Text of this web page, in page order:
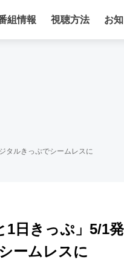
組情報 視聴方法 お
タルきっぷでシームレスに
1日きっぷ」5/1発
ームレスに